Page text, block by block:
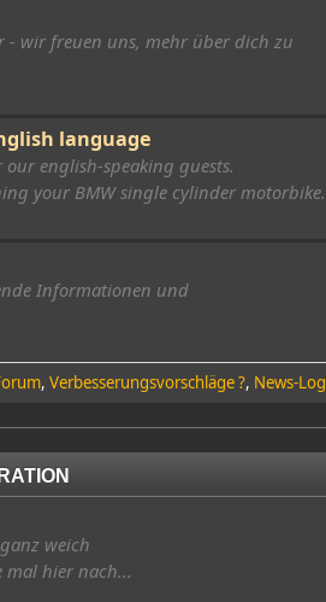
- wir freuen uns, mehr über dich zu
language
english-speaking guests.
your BMW single cylinder motorbike.
Informationen und
Verbesserungsvorschläge ? News-Log
weich
mal hier nach...